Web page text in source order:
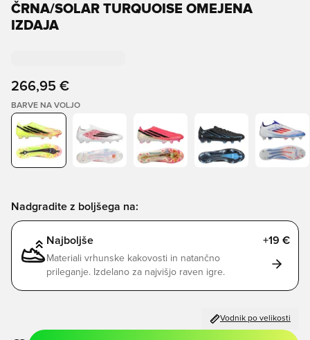
ČRNA/SOLAR TURQUOISE OMEJENA
IZDAJA
266,95 €
BARVE NA VOLJO
Nadgradite z boljšega na:
Najboljše +19 €
Materiali vrhunske kakovosti in natančno
prileganje. Izdelano za najvišjo raven igre.
Vodnik po velikosti